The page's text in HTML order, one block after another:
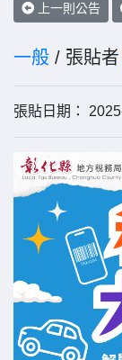
上一則公告
一般 / 張貼者
張貼日期：